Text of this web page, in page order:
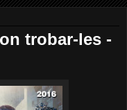
trobar-les -